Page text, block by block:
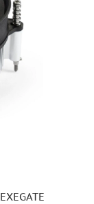
EXEGATE